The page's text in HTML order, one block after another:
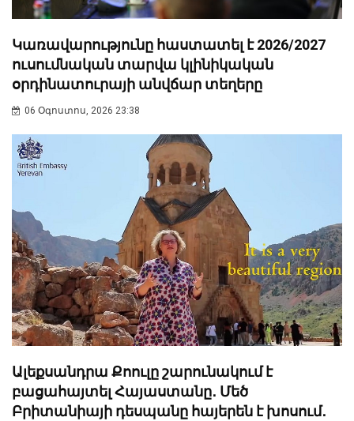
Կառավարությունը հաստատել է 2026/2027
ուսումնական տարվա կլինիկական
օրդինատուրայի անվճար տեղերը
06 Օգոստոս, 2026 23:38
Ալեքսանդրա Քոուլը շարունակում է
բացահայտել Հայաստանը․ Մեծ
Բրիտանիայի դեսպանը հայերեն է խոսում․